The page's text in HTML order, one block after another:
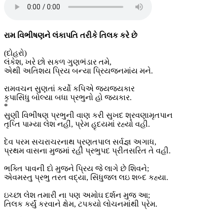
રામ વિભીષણને લંકાપતિ તરીકે તિલક કરે છે
(દોહરો)
લંકેશ, ખરે છો સકળ ગુણભંડાર તમે,
એથી અતિશય પ્રિય બન્યા પ્રિયજનમાંય મને.
રામવચન સુણતાં કર્યો કપિએ જયજયકાર
કૃપાસિંધુ બોલ્યા બધા પ્રભુનો હો જયકાર.
*
સુણી વિભીષણ પ્રભુની વાણ કરી સુખદ શ્રવણામૃતપાન
તૃપ્તિ પામ્યા લેશ નહીં, પ્રેમ હૃદયમાં રહ્યો વહી.
દેવ પરમ સચરાચરનાથ પ્રણતપાલ સર્વજ્ઞ અગાધ,
પ્રથમ વાસના મુજમાં રહી પ્રભુપદ પ્રીતસરિત તે વહી.
ભક્તિ પાવની દો મુજને પ્રિય જે લાગે છે શિવને;
એવમસ્તુ પ્રભુ તરત વદ્યા, સિંધુજલ લઇ શબ્દ કહ્યા.
ઇચ્છા લેશ તમારી ના પણ અમોઘ દર્શન મુજ આ;
તિલક કર્યું કરવાને ક્ષેમ, ટપકયો લોચનમાંથી પ્રેમ.